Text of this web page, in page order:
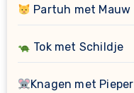
Partuh met Mauw
Tok met Schildje
Knagen met Pieper